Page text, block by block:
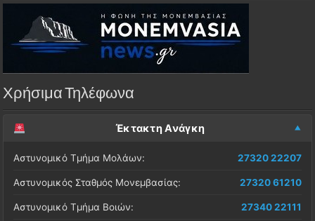
Χρήσιμα Τηλέφωνα
Έκτακτη Ανάγκη
Αστυνομικό Τμήμα Μολάων: 27320 22207
Αστυνομικός Σταθμός Μονεμβασίας: 27320 61210
Αστυνομικό Τμήμα Βοιών: 27340 22111